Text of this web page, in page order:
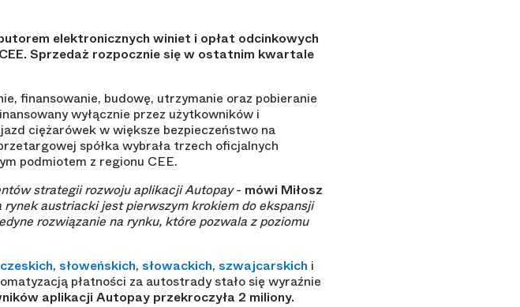
elektronicznych winiet i opłat odcinkowych
Sprzedaż rozpocznie się w ostatnim kwartale
finansowanie, budowę, utrzymanie oraz pobieranie
wyłącznie przez użytkowników i
ciężarówek w większe bezpieczeństwo na
spółka wybrała trzech oficjalnych
podmiotem z regionu CEE.
strategii rozwoju aplikacji Autopay- mówi Miłosz
rynek austriacki jest pierwszym krokiem do ekspansji
rozwiązanie na rynku, które pozwala z poziomu
czeskich, słoweńskich, słowackich, szwajcarskich i
płatności za autostrady stało się wyraźnie
aplikacji Autopay przekroczyła 2 miliony.